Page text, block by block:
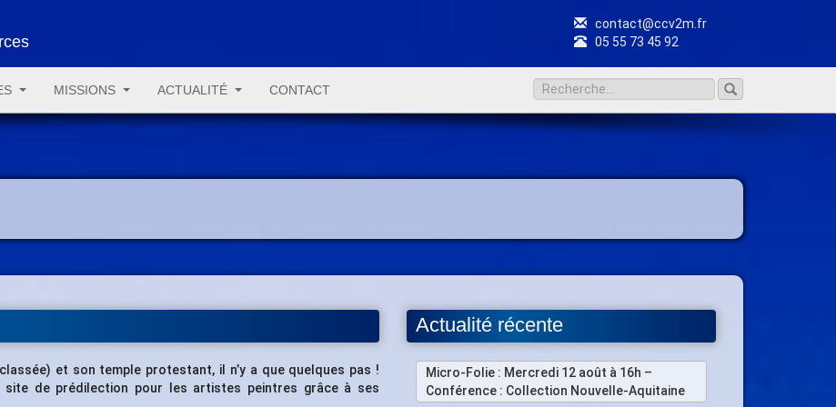
contact@ccv2m.fr
05 55 73 45 92
MISSIONS ACTUALITÉ CONTACT
et son temple protestant, il n’y a que quelques pas !
site de prédilection pour les artistes peintres grâce à ses
Actualité récente
Micro-Folie : Mercredi 12 août à 16h –
Conférence : Collection Nouvelle-Aquitaine